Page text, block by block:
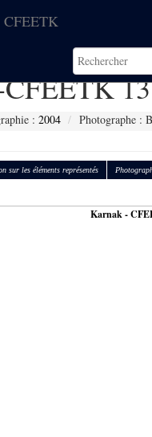
CFEETK
:2004 Photographe :
sur les éléments représentés